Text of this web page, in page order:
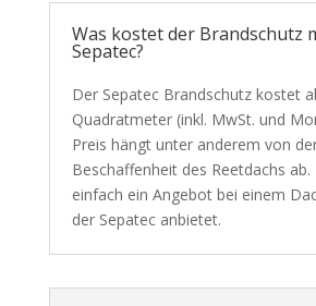
Was kostet der Brandschutz
Sepatec?
Der Sepatec Brandschutz kostet
Quadratmeter (inkl. MwSt. und
Preis hängt unter anderem von
Beschaffenheit des Reetdachs ab.
einfach ein Angebot bei einem
der Sepatec anbietet.